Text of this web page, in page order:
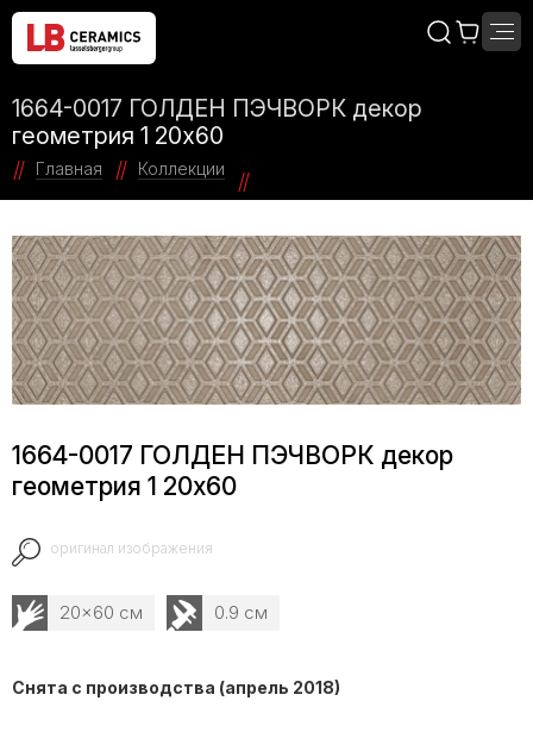
1664-0017 ГОЛДЕН ПЭЧВОРК декор
геометрия 1 20х60
Главная Коллекции
1664-0017 ГОЛДЕН ПЭЧВОРК декор
геометрия 1 20х60
оригинал изображения
20x60 см 0.9 см
Снята с производства (апрель 2018)